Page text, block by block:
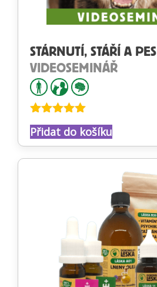
STÁRNUTÍ, STÁŘÍ A PES
VIDEOSEMINÁŘ
Hodnocení
5.00z 5
Přidat do košíku